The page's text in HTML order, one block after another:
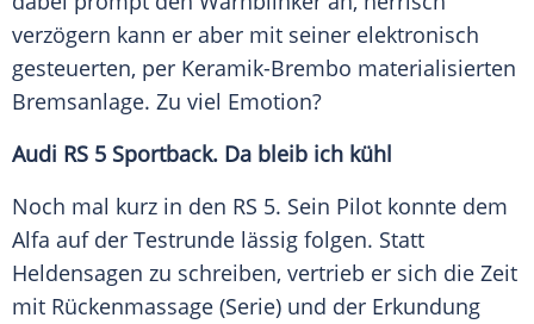
verzögern kann er aber mit seiner elektronisch
gesteuerten, per Keramik-Brembo materialisierten
Bremsanlage. Zu viel Emotion?
Audi RS 5 Sportback. Da bleib ich kühl
Noch mal kurz in den RS 5. Sein Pilot konnte dem
Alfa auf der Testrunde lässig folgen. Statt
Heldensagen zu schreiben, vertrieb er sich die Zeit
mit Rückenmassage (Serie) und der Erkundung